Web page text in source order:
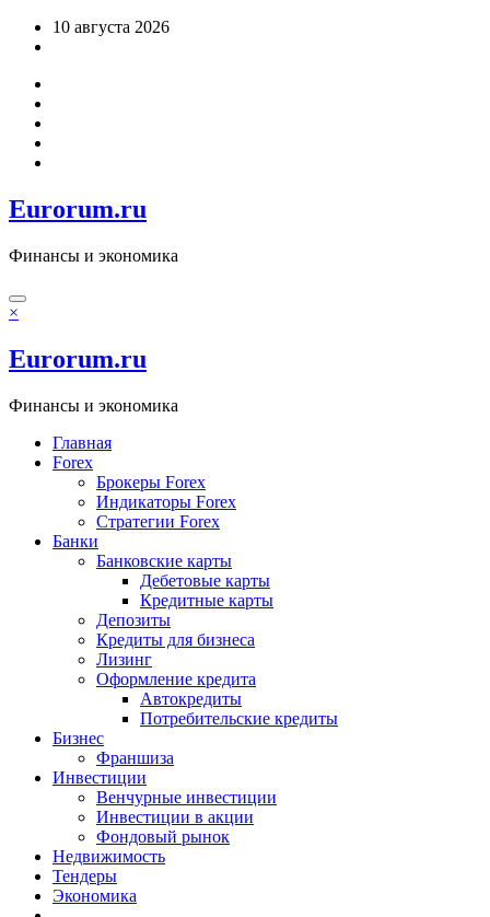
Перейти10 августа 2026
Eurorum.ru
Финансы и экономика
×
Eurorum.ru
Финансы и экономика
Главная
Forex
Брокеры Forex
Индикаторы Forex
Стратегии Forex
Банки
Банковские карты
Дебетовые карты
Кредитные карты
Депозиты
Кредиты для бизнеса
Лизинг
Оформление кредита
Автокредиты
Потребительские кредиты
Бизнес
Франшиза
Инвестиции
Венчурные инвестиции
Инвестиции в акции
Фондовый рынок
Недвижимость
Тендеры
Экономика